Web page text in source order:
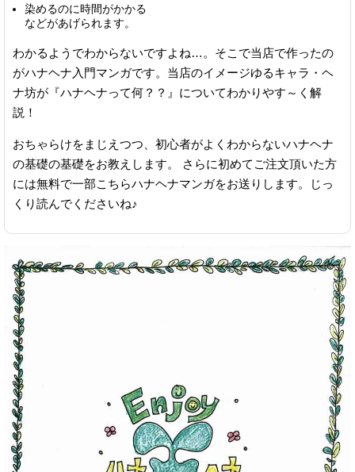
染めるのに時間がかかる
などがあげられます。
わかるようでわからないですよね…。そこで当店で作ったの
がハナヘナ入門マンガです。当店のイメージゆるキャラ・ヘ
ナ坊が『ハナヘナって何？？』についてわかりやす～く解
説！
おちゃらけをまじえつつ、初心者がよくわからないハナヘナ
の基礎の基礎をお教えします。 さらに初めてご注文頂いた方
には無料で一部こちらハナヘナマンガをお送りします。じっ
くり読んでくださいね♪